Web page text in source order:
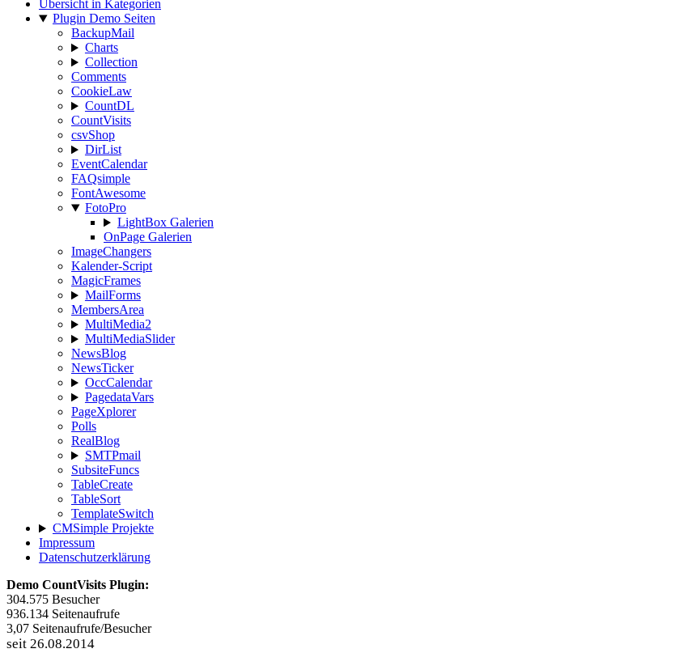
Übersicht in Kategorien
Plugin Demo Seiten
BackupMail
Charts
Collection
Comments
CookieLaw
CountDL
CountVisits
csvShop
DirList
EventCalendar
FAQsimple
FontAwesome
FotoPro
LightBox Galerien
OnPage Galerien
ImageChangers
Kalender-Script
MagicFrames
MailForms
MembersArea
MultiMedia2
MultiMediaSlider
NewsBlog
NewsTicker
OccCalendar
PagedataVars
PageXplorer
Polls
RealBlog
SMTPmail
SubsiteFuncs
TableCreate
TableSort
TemplateSwitch
CMSimple Projekte
Impressum
Datenschutzerklärung
Demo CountVisits Plugin:
304.575 Besucher
936.134 Seitenaufrufe
3,07 Seitenaufrufe/Besucher
seit 26.08.2014